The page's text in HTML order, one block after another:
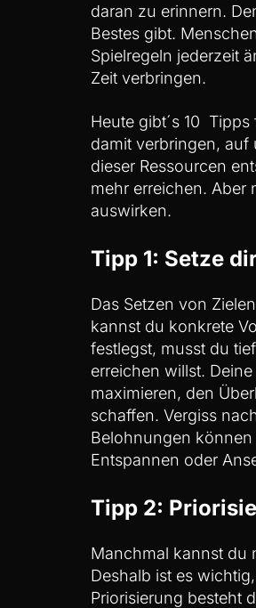
daran zu erinnern.
Bestes gibt.
Spielregeln jederzeit
Zeit verbringen.
Heute gibt´s 10
damit verbringen, auf
dieser Ressourcen
mehr erreichen. Aber
auswirken.
Tipp 1: Setze
Das Setzen von
kannst du konkrete
festlegst, musst du
erreichen willst.
maximieren, den
schaffen. Vergiss
Belohnungen
Entspannen oder
Tipp 2:
Manchmal kannst du
Deshalb ist es
Priorisierung besteht